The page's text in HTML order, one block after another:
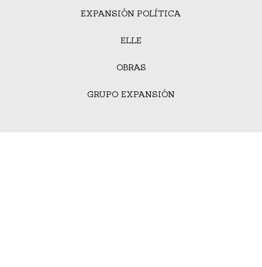
EXPANSIÓN POLÍTICA
ELLE
OBRAS
GRUPO EXPANSIÓN